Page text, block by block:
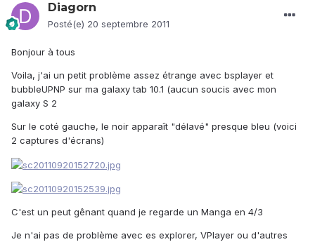
Diagorn
Posté(e) 20 septembre 2011
Bonjour à tous
Voila, j'ai un petit problème assez étrange avec bsplayer et
bubbleUPNP sur ma galaxy tab 10.1 (aucun soucis avec mon
galaxy S 2
Sur le coté gauche, le noir apparaît "délavé" presque bleu (voici
2 captures d'écrans)
C'est un peut gênant quand je regarde un Manga en 4/3
Je n'ai pas de problème avec es explorer, VPlayer ou d'autres